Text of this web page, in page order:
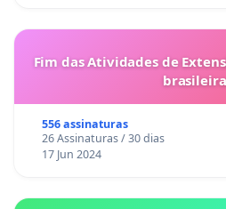
Fim das Atividades de
556 assinaturas
26 Assinaturas / 30 dias
17 Jun 2024